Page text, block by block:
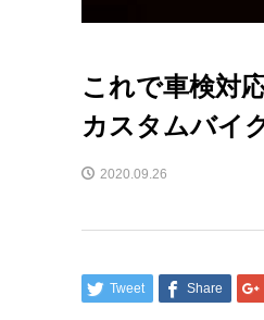
これで車検対
カスタムバイ
2020.09.26
Tweet Share